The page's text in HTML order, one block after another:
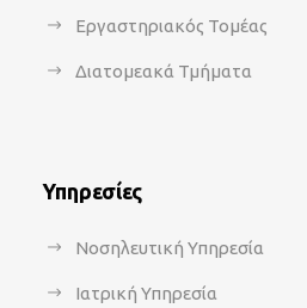
Εργαστηριακός Τομέας
Διατομεακά Τμήματα
Υπηρεσίες
Νοσηλευτική Υπηρεσία
Ιατρική Υπηρεσία